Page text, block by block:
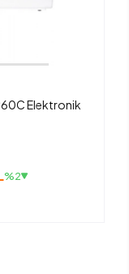
Elektronik
%2